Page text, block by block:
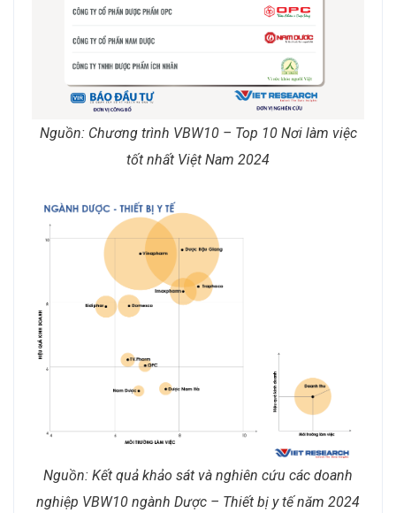
Nguồn: Chương trình VBW10 – Top 10 Nơi làm việc
tốt nhất Việt Nam 2024
Nguồn: Kết quả khảo sát và nghiên cứu các doanh
nghiệp VBW10 ngành Dược – Thiết bị y tế năm 2024